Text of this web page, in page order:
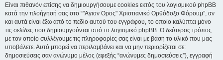
Είναι πιθανόν επίσης να δημιουργήσουμε cookies εκτός του λογισμικού phpBB
κατά την πλοήγησή σας στο “"Αγιον Ορος" Χριστιανικό Ορθόδοξο Φόρουμ”, αν
και αυτά είναι έξω από το πεδίο αυτού του εγγράφου, το οποίο καλύπτει μόνο
τις σελίδες που δημιουργούνται από το λογισμικό phpBB. Ο δεύτερος τρόπος
με τον οποίο συλλέγουμε τις πληροφορίες σας είναι με βάση το υλικό που μας
υποβάλετε. Αυτό μπορεί να περιλαμβάνει και να μην περιορίζεται σε:
δημοσιεύσεις σαν ανώνυμο μέλος (εφεξής “ανώνυμες δημοσιεύσεις”), εγγραφή